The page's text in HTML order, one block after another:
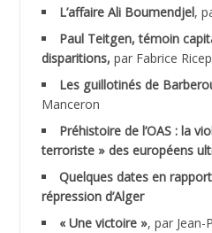
ADALMI
ADANE Ramdane *
ADDAD
ADDALA Boualem*
L’affaire Ali Boumendjel,
Paul Teitgen, témoin
disparitions, par Fabrice
Les guillotinés de
Manceron
Préhistoire de l’OAS : la
terroriste » des européens
Quelques dates en
répression d’Alger
« Une victoire », par Jean-